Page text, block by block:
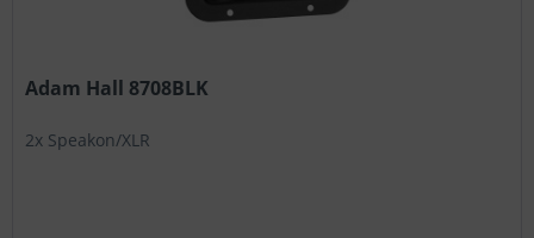
Adam Hall 8708BLK
2x Speakon/XLR